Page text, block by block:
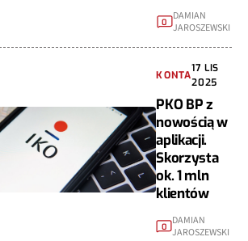
0 DAMIAN
JAROSZEWSKI
KONTA
17 LIS
2025
PKO BP z
nowością w
aplikacji.
Skorzysta
ok. 1 mln
klientów
0
DAMIAN
JAROSZEWSKI